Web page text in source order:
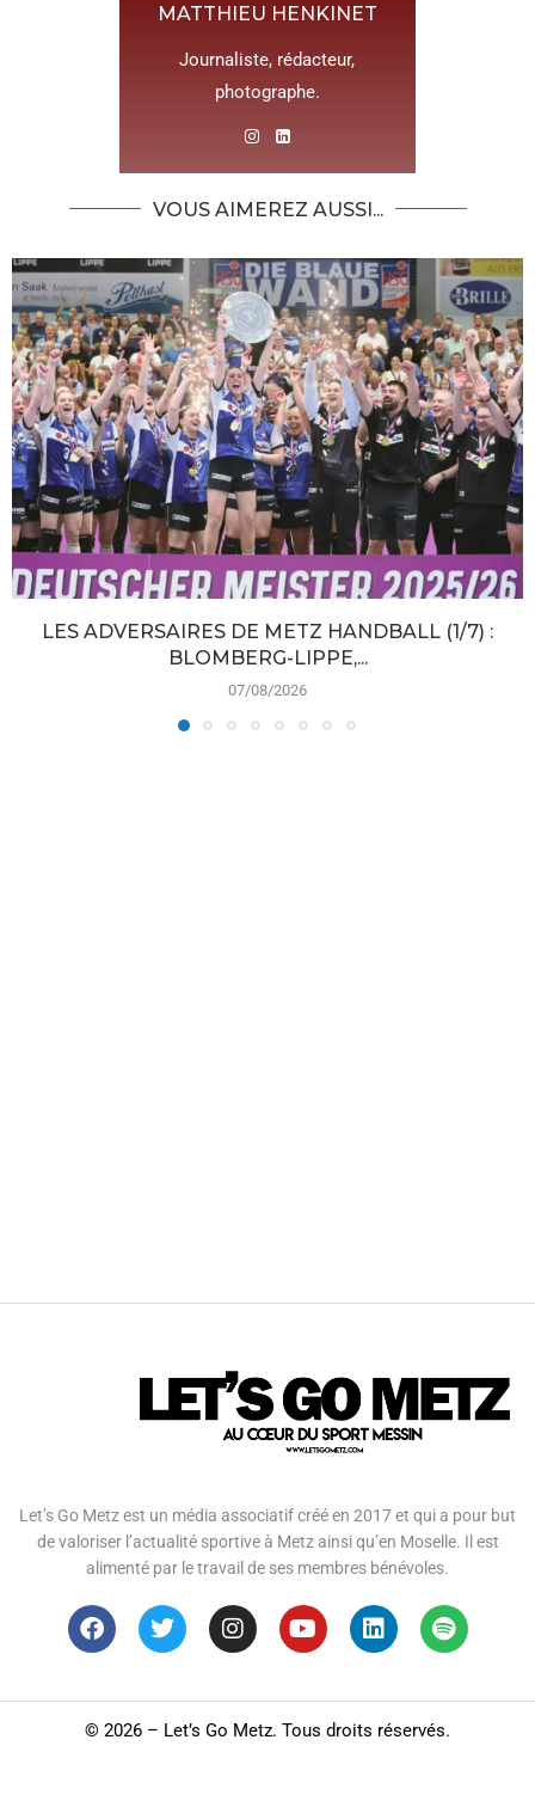
MATTHIEU HENKINET
Journaliste, rédacteur,
photographe.
VOUS AIMEREZ AUSSI...
LES ADVERSAIRES DE METZ HANDBALL (1/7) :
BLOMBERG-LIPPE,...
07/08/2026
Let’s Go Metz est un média associatif créé en 2017 et qui a pour but
de valoriser l’actualité sportive à Metz ainsi qu’en Moselle. Il est
alimenté par le travail de ses membres bénévoles.
© 2026 – Let’s Go Metz. Tous droits réservés.